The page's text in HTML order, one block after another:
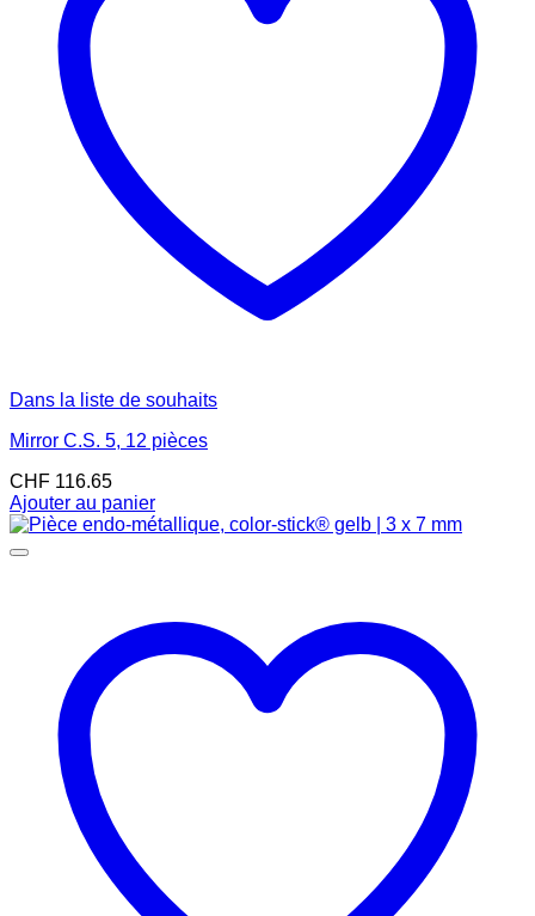
Dans la liste de souhaits
Mirror C.S. 5, 12 pièces
CHF 116.65
Ajouter au panier